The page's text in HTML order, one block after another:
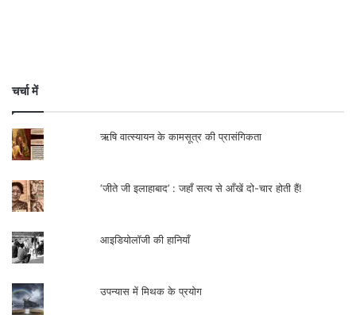
चर्चा में
ऋषि वात्स्यायन के कामसूत्र की प्रासंगिकता
‘जीते जी इलाहाबाद’ : जहाँ सत्य से आँखें दो-चार होती हैं!
आइडियोलॉजी की हानियाँ
उपन्यास में मिथक के प्रयोग